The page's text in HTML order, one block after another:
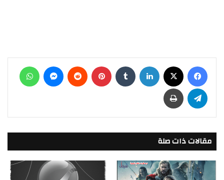
فيسبوك لينكدإن بينتيريست ماسنجر
تيلقرام طباعة
مقالات ذات صلة